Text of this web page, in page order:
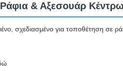
& Αξεσουάρ
σχεδιασμένο για τοποθέτηση σε